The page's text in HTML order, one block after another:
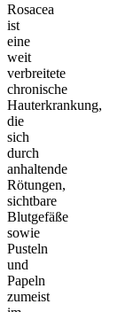
Rosacea
ist
eine
weit
verbreitete
chronische
Hauterkrankung,
die
sich
durch
anhaltende
Rötungen,
sichtbare
Blutgefäße
sowie
Pusteln
und
Papeln
zumeist